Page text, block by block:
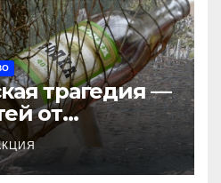
трагедия —
от